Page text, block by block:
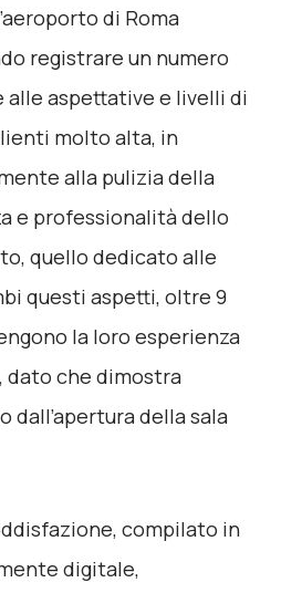
di Roma
registrare un numero
alle aspettative e livelli di
molto alta, in
alla pulizia della
e professionalità dello
quello dedicato alle
questi aspetti, oltre 9
la loro esperienza
dato che dimostra
dall’apertura della sala
compilato in
digitale,